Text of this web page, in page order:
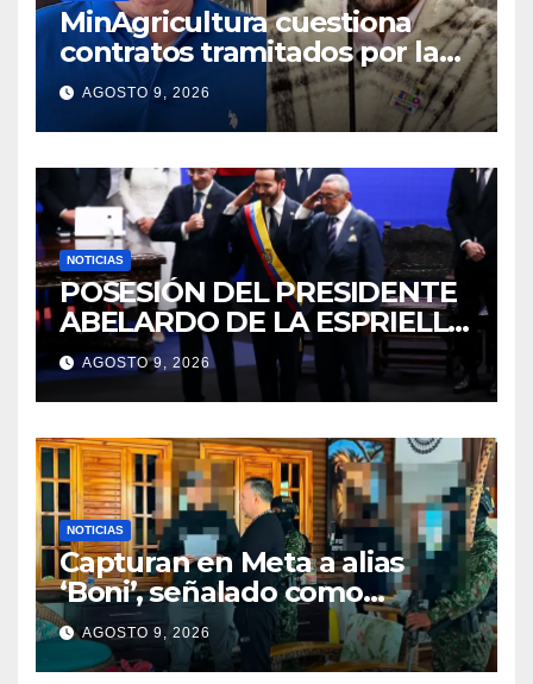
MinAgricultura cuestiona
contratos tramitados por la
Agencia de Desarrollo Rural
durante jornada del sábado
AGOSTO 9, 2026
NOTICIAS
POSESIÓN DEL PRESIDENTE
ABELARDO DE LA ESPRIELLA
2026 – 2030
AGOSTO 9, 2026
NOTICIAS
Capturan en Meta a alias
‘Boni’, señalado como
segundo cabecilla de los
Comandos de Frontera
AGOSTO 9, 2026